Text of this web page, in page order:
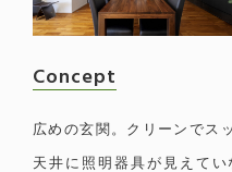
Concept
広めの玄関。クリーンでス
天井に照明器具が見えて